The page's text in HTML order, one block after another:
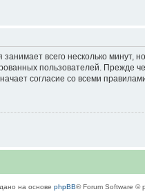
всего несколько
пользователей. Прежде
согласие со всеми
на основе phpBB® Forum Software ©